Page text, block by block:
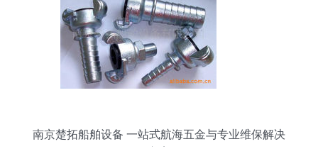
南京楚拓船舶设备 一站式航海五金与专业维保解决